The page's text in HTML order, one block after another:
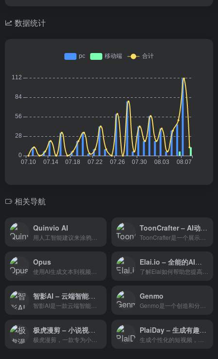
数据统计
相关导航
Quinvio AI ToonCrafter – AI动画生成器
Opus Elai.io – 全能的AI视频生成器
智影AI – 云端智能视频创作工具 Genmo
极虎漫剪 – 小说视频创作的智能伙伴 PlaiDay – 生成有趣的短视频内容